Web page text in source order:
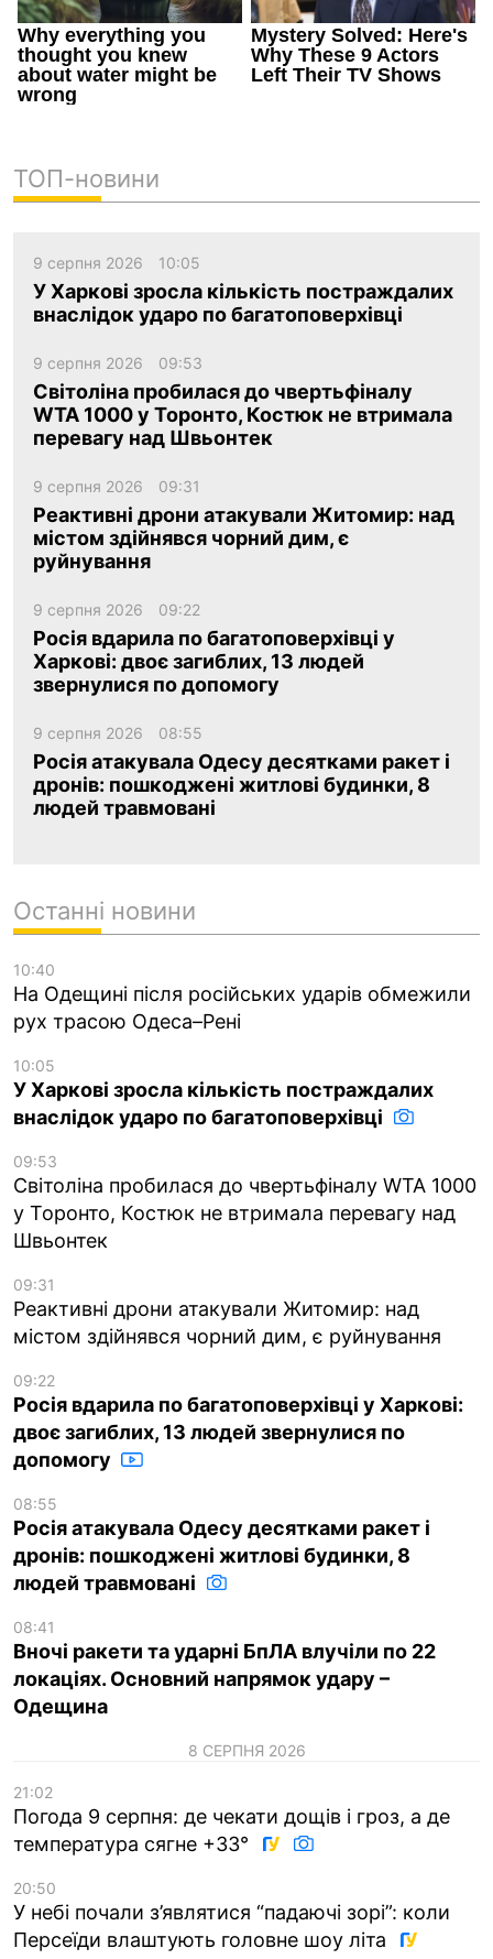
ТОП-новини
9 серпня 2026 10:05
У Харкові зросла кількість постраждалих
внаслідок ударо по багатоповерхівці
9 серпня 2026 09:53
Світоліна пробилася до чвертьфіналу
WTA 1000 у Торонто, Костюк не втримала
перевагу над Швьонтек
9 серпня 2026 09:31
Реактивні дрони атакували Житомир: над
містом здійнявся чорний дим, є
руйнування
9 серпня 2026 09:22
Росія вдарила по багатоповерхівці у
Харкові: двоє загиблих, 13 людей
звернулися по допомогу
9 серпня 2026 08:55
Росія атакувала Одесу десятками ракет і
дронів: пошкоджені житлові будинки, 8
людей травмовані
Останні новини
10:40
На Одещині після російських ударів обмежили
рух трасою Одеса–Рені
10:05
У Харкові зросла кількість постраждалих
внаслідок ударо по багатоповерхівці
09:53
Світоліна пробилася до чвертьфіналу WTA 1000
у Торонто, Костюк не втримала перевагу над
Швьонтек
09:31
Реактивні дрони атакували Житомир: над
містом здійнявся чорний дим, є руйнування
09:22
Росія вдарила по багатоповерхівці у Харкові:
двоє загиблих, 13 людей звернулися по
допомогу
08:55
Росія атакувала Одесу десятками ракет і
дронів: пошкоджені житлові будинки, 8
людей травмовані
08:41
Вночі ракети та ударні БпЛА влучіли по 22
локаціях. Основний напрямок удару –
Одещина
8 СЕРПНЯ 2026
21:02
Погода 9 серпня: де чекати дощів і гроз, а де
температура сягне +33°
20:50
У небі почали з’являтися “падаючі зорі”: коли
Персеїди влаштують головне шоу літа